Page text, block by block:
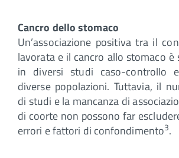
Cancro dello stomaco
Un’associazione positiva tra il
lavorata e il cancro allo stomaco è
in diversi studi caso-controllo
diverse popolazioni. Tuttavia, il
di studi e la mancanza di
di coorte non possono far
errori e fattori di confondimento3.